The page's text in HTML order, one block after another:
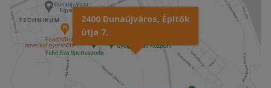
2400 Dunaújváros, Építők
útja 7.